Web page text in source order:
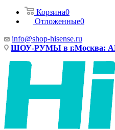
Корзина0
Отложенные0
info@shop-hisense.ru
ШОУ-РУМЫ в г.Москва: